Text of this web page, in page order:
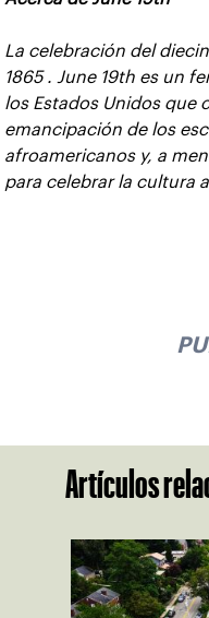
La celebración del
1865 . June 19th es un
los Estados Unidos que
emancipación de los
afroamericanos y, a
para celebrar la cultura
Artículos